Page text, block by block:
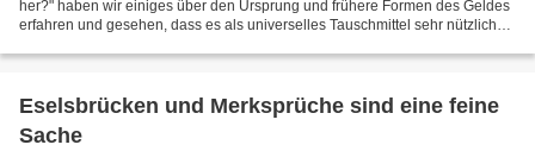
her?" haben wir einiges über den Ursprung und frühere Formen des Geldes
erfahren und gesehen, dass es als universelles Tauschmittel sehr nützlich
Eselsbrücken und Merksprüche sind eine feine
Sache